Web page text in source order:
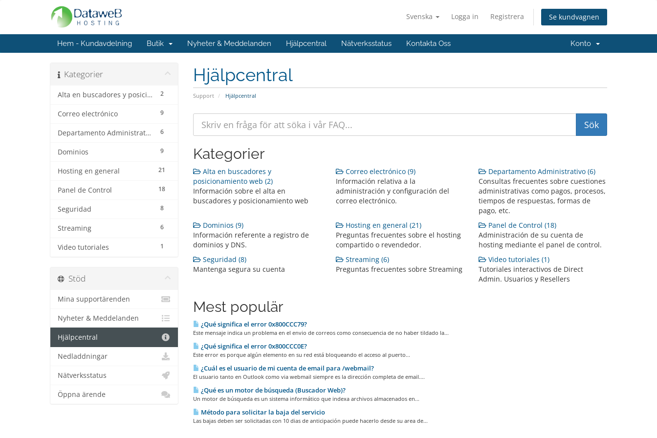
Svenska Logga in Registrera Se kundvagnen
Hem - Kundavdelning Butik Nyheter & Meddelanden Hjälpcentral Nätverksstatus Kontakta Oss Konto
Hjälpcentral
Support Hjälpcentral
Kategorier
2
Alta en buscadores y posicionamiento web
9
Correo electrónico
6
Departamento Administrativo
9
Dominios
21
Hosting en general
18
Panel de Control
8
Seguridad
6
Streaming
1
Video tutoriales
Kategorier
Alta en buscadores y
posicionamiento web (2)
Información sobre el alta en
buscadores y posicionamiento web
Correo electrónico (9)
Información relativa a la
administración y configuración del
correo electrónico.
Departamento Administrativo (6)
Consultas frecuentes sobre cuestiones
administrativas como pagos, procesos,
tiempos de respuestas, formas de
pago, etc.
Dominios (9)
Información referente a registro de
dominios y DNS.
Hosting en general (21)
Preguntas frecuentes sobre el hosting
compartido o revendedor.
Panel de Control (18)
Administración de su cuenta de
hosting mediante el panel de control.
Seguridad (8)
Mantenga segura su cuenta
Streaming (6)
Preguntas frecuentes sobre Streaming
Video tutoriales (1)
Tutoriales interactivos de Direct
Admin. Usuarios y Resellers
Mest populär
¿Qué significa el error 0x800CCC79?
Este mensaje indica un problema en el envio de correos como consecuencia de no haber tildado la...
¿Qué significa el error 0x800CCC0E?
Este error es porque algún elemento en su red está bloqueando el acceso al puerto...
¿Cuál es el usuario de mi cuenta de email para /webmail?
El usuario tanto en Outlook como via webmail siempre es la dirección completa de email....
¿Qué es un motor de búsqueda (Buscador Web)?
Un motor de búsqueda es un sistema informático que indexa archivos almacenados en...
Método para solicitar la baja del servicio
Las bajas deben ser solicitadas con 10 dias de anticipación puede hacerlo desde su area de...
Stöd
Mina supportärenden
Nyheter & Meddelanden
Hjälpcentral
Nedladdningar
Nätverksstatus
Öppna ärende